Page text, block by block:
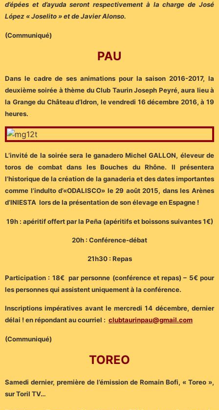
d’épées et d’ayuda seront respectivement à la charge de José
López « Joselito » et de Javier Alonso.
(Communiqué)
PAU
Dans le cadre de ses animations pour la saison 2016-2017, la
deuxième soirée à thème du Club Taurin Joseph Peyré, aura lieu à
la Grange du Château d’Idron, le vendredi 16 décembre 2016, à 19
heures.
L’invité de la soirée sera le ganadero Michel GALLON, éleveur de
toros de combat dans les Bouches du Rhône. Il présentera
l’historique de la création de la ganaderia et des dates importantes
comme l’indulto d’«ODALISCO» le 29 août 2015, dans les Arènes
d’INIESTA lors de la présentation de son élevage en Espagne !
19h : apéritif offert par la Peña (apéritifs et boissons suivantes 1€)
20h : Conférence-débat
21h30 : Repas
Participation : 18€ par personne (conférence et repas) – 5€ pour
les personnes qui assistent uniquement à la conférence.
Inscriptions impératives avant le mercredi 14 décembre, dernier
délai ! en répondant au courriel : clubtaurinpau@gmail.com
(Communiqué)
TOREO
Samedi dernier, première de l’émission de Romain Bofi, « Toreo »,
sur Toril TV…